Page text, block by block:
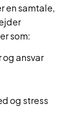
en samtale,
som:
ansvar
og stress